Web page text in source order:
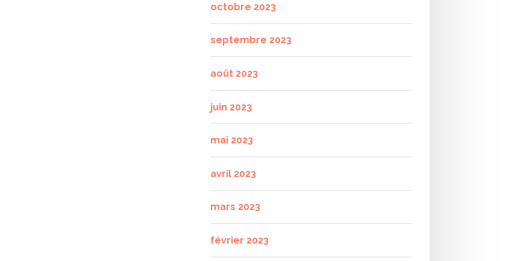
octobre 2023
septembre 2023
août 2023
juin 2023
mai 2023
avril 2023
mars 2023
février 2023